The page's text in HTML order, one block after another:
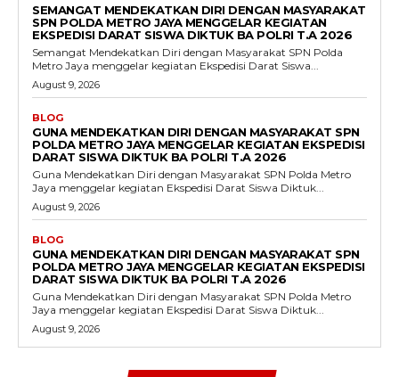
SEMANGAT MENDEKATKAN DIRI DENGAN MASYARAKAT
SPN POLDA METRO JAYA MENGGELAR KEGIATAN
EKSPEDISI DARAT SISWA DIKTUK BA POLRI T.A 2026
Semangat Mendekatkan Diri dengan Masyarakat SPN Polda
Metro Jaya menggelar kegiatan Ekspedisi Darat Siswa...
August 9, 2026
BLOG
GUNA MENDEKATKAN DIRI DENGAN MASYARAKAT SPN
POLDA METRO JAYA MENGGELAR KEGIATAN EKSPEDISI
DARAT SISWA DIKTUK BA POLRI T.A 2026
Guna Mendekatkan Diri dengan Masyarakat SPN Polda Metro
Jaya menggelar kegiatan Ekspedisi Darat Siswa Diktuk...
August 9, 2026
BLOG
GUNA MENDEKATKAN DIRI DENGAN MASYARAKAT SPN
POLDA METRO JAYA MENGGELAR KEGIATAN EKSPEDISI
DARAT SISWA DIKTUK BA POLRI T.A 2026
Guna Mendekatkan Diri dengan Masyarakat SPN Polda Metro
Jaya menggelar kegiatan Ekspedisi Darat Siswa Diktuk...
August 9, 2026